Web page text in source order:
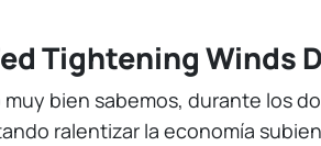
Tightening Winds
muy bien sabemos, durante los
ralentizar la economía